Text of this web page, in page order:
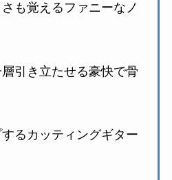
も覚えるファニーなノ
引き立たせる豪快で骨
るカッティングギター